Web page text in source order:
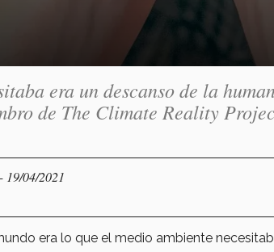
era un descanso de la
de The Climate Reality
- 19/04/2021
era lo que el medio ambiente